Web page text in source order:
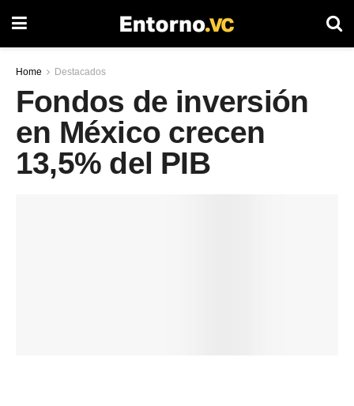
Home Destacados
Fondos de inversión
en México crecen
13,5% del PIB